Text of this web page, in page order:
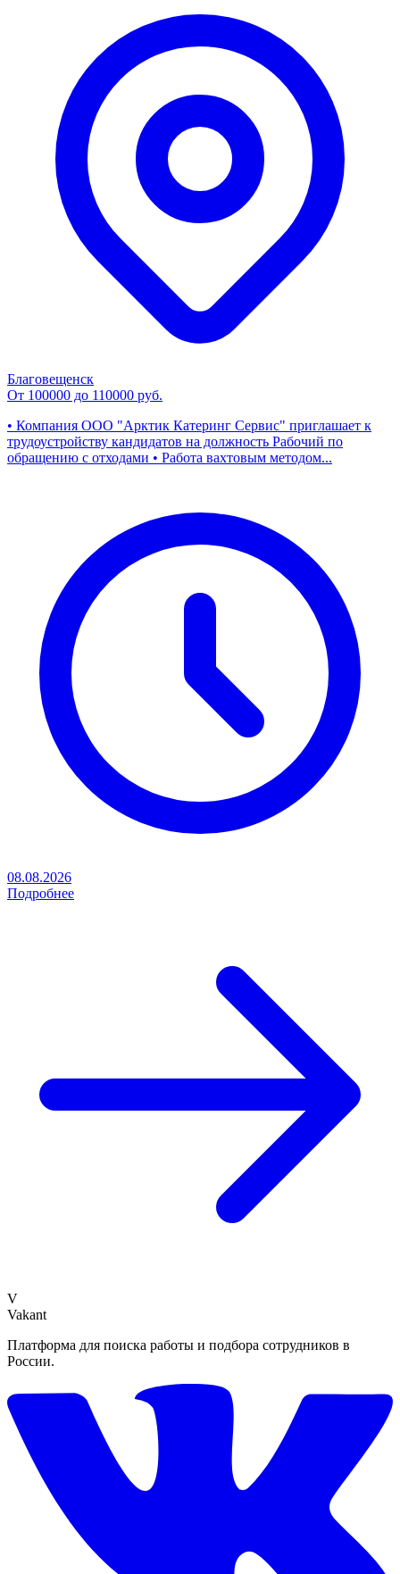
Благовещенск
От 100000 до 110000 руб.
• Компания ООО "Арктик Катеринг Сервис" приглашает к
трудоустройству кандидатов на должность Рабочий по
обращению с отходами • Работа вахтовым методом...
08.08.2026
Подробнее
V
Vakant
Платформа для поиска работы и подбора сотрудников в
России.